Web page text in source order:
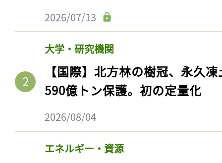
2026/07/13
大学・研究機関
【国際】北方林の樹冠、永久
590億トン保護。初の定量化
2026/08/04
エネルギー・資源